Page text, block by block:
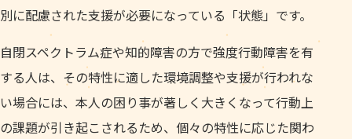
別に配慮された支援が必要になっている「状態」です。
自閉スペクトラム症や知的障害の方で強度行動障害を有
する人は、その特性に適した環境調整や支援が行われな
い場合には、本人の困り事が著しく大きくなって行動上
の課題が引き起こされるため、個々の特性に応じた関わ